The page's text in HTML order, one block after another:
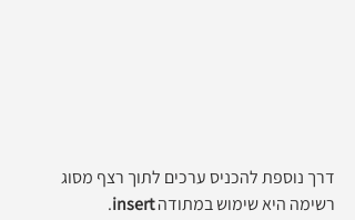
דרך נוספת להכניס ערכים לתוך רצף מסוג
רשימה היא שימוש במתודה insert
.